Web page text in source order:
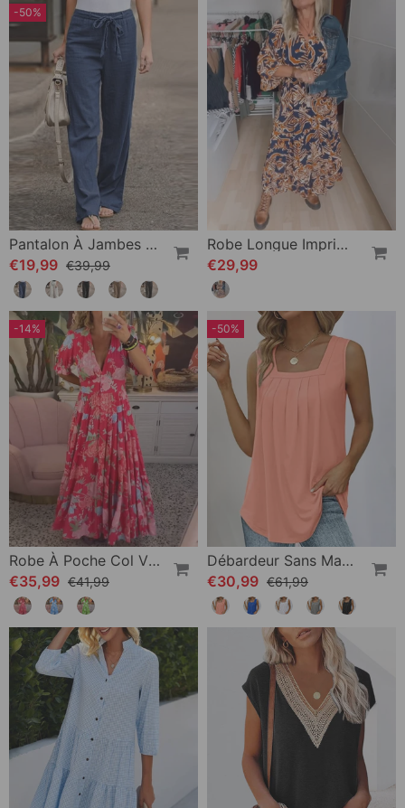
-50%
Pantalon À Jambes Droites Et Taille Élastique
€19,99 €39,99
Robe Longue Imprimée À Col En V
€29,99
-14%
Robe À Poche Col V Imprimé Fleuri
€35,99 €41,99
-50%
Débardeur Sans Manches À Encolure Carrée
€30,99 €61,99